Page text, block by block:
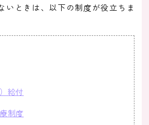
いときは、以下の制度が役立ちま
給付
制度